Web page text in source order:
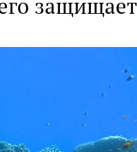
защищает